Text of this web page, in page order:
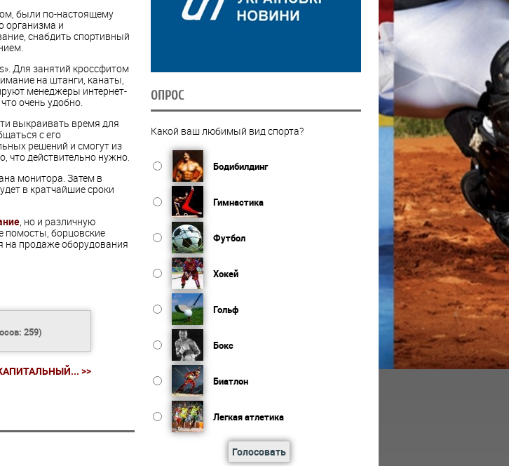
были по-настоящему
организма и
снабдить спортивный
Для занятий кроссфитом
на штанги, канаты,
менеджеры интернет-
очень удобно.
выкраивать время для
с его
решений и смогут из
что действительно нужно.
монитора. Затем в
в кратчайшие сроки
, но и различную
помосты, борцовские
на продаже оборудования
259)
>>
ОПРОС
Какой ваш любимый вид спорта?
Бодибилдинг
Гимнастика
Футбол
Хокей
Гольф
Бокс
Биатлон
Легкая атлетика
Голосовать